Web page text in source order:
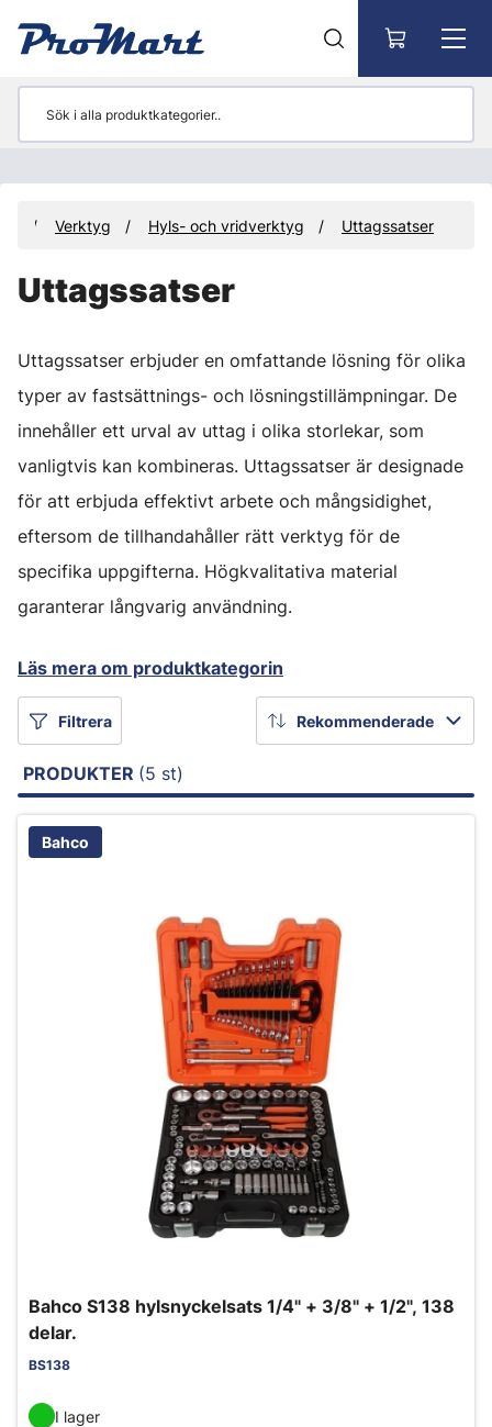
Verktyg Hyls- och vridverktyg Uttagssatser
Uttagssatser
Uttagssatser erbjuder en omfattande lösning för olika
typer av fastsättnings- och lösningstillämpningar. De
innehåller ett urval av uttag i olika storlekar, som
vanligtvis kan kombineras. Uttagssatser är designade
för att erbjuda effektivt arbete och mångsidighet,
eftersom de tillhandahåller rätt verktyg för de
specifika uppgifterna. Högkvalitativa material
garanterar långvarig användning.
Läs mera om produktkategorin
Filtrera Rekommenderade
PRODUKTER (5 st)
Bahco
Bahco S138 hylsnyckelsats 1/4" + 3/8" + 1/2", 138
delar.
BS138
I lager